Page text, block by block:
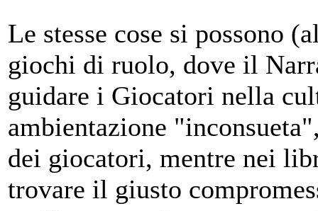
Le stesse cose si possono
giochi di ruolo, dove il
guidare i Giocatori nella
ambientazione
dei giocatori, mentre nei
trovare il giusto